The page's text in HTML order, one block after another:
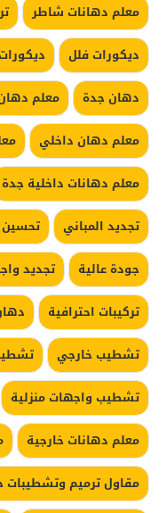
معلم دهانات شاطر
ديكورات فلل
دهان جدة
معلم
معلم دهان داخلي
معلم دهانات داخلية جدة
تجديد المباني
تحسين
جودة عالية
تجديد
تركيبات احترافية
تشطيب خارجي
تشطيب واجهات منزلية
معلم دهانات خارجية
مقاول ترميم وتشطيبات